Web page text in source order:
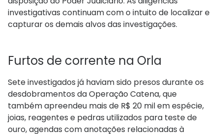
investigativas continuam com o intuito de localizar e
capturar os demais alvos das investigações.
Furtos de corrente na Orla
Sete investigados já haviam sido presos durante os
desdobramentos da Operação Catena, que
também apreendeu mais de R$ 20 mil em espécie,
joias, reagentes e pedras utilizados para teste de
ouro, agendas com anotações relacionadas à